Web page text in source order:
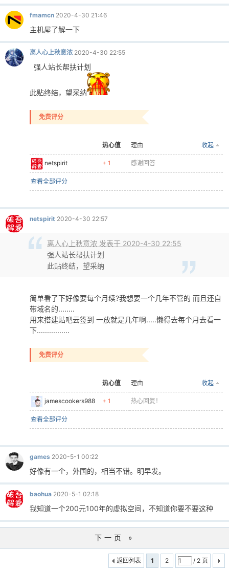
fmamcn 2020-4-30 21:46
主机屋了解一下
离人心上秋意浓 2020-4-30 22:55
强人站长帮扶计划
此贴终结，望采纳
免费评分
热心值 收起
理由
netspirit + 1 感谢回答
查看全部评分
netspirit 2020-4-30 22:57
离人心上秋意浓 发表于 2020-4-30 22:55
强人站长帮扶计划
此贴终结，望采纳
简单看了下好像要每个月续?我想要一个几年不管的 而且还自
带域名的........
用来搭建贴吧云签到 一放就是几年啊.....懒得去每个月去看一
下................
免费评分
热心值 收起
理由
jamescookers988 + 1 热心回复！
查看全部评分
games 2020-5-1 00:22
好像有一个，外国的，相当不错。明早发。
baohua 2020-5-1 02:18
我知道一个200元100年的虚拟空间，不知道你要不要这种
下一页 »
1 2 / 2 页
返回列表